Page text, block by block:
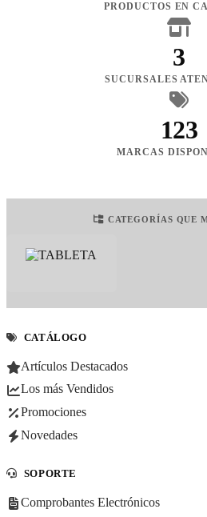
PRODUCTOS EN
3
SUCURSALES
123
MARCAS
CATEGORÍAS QUE
CATÁLOGO
Artículos Destacados
Los más Vendidos
Promociones
Novedades
SOPORTE
Comprobantes Electrónicos